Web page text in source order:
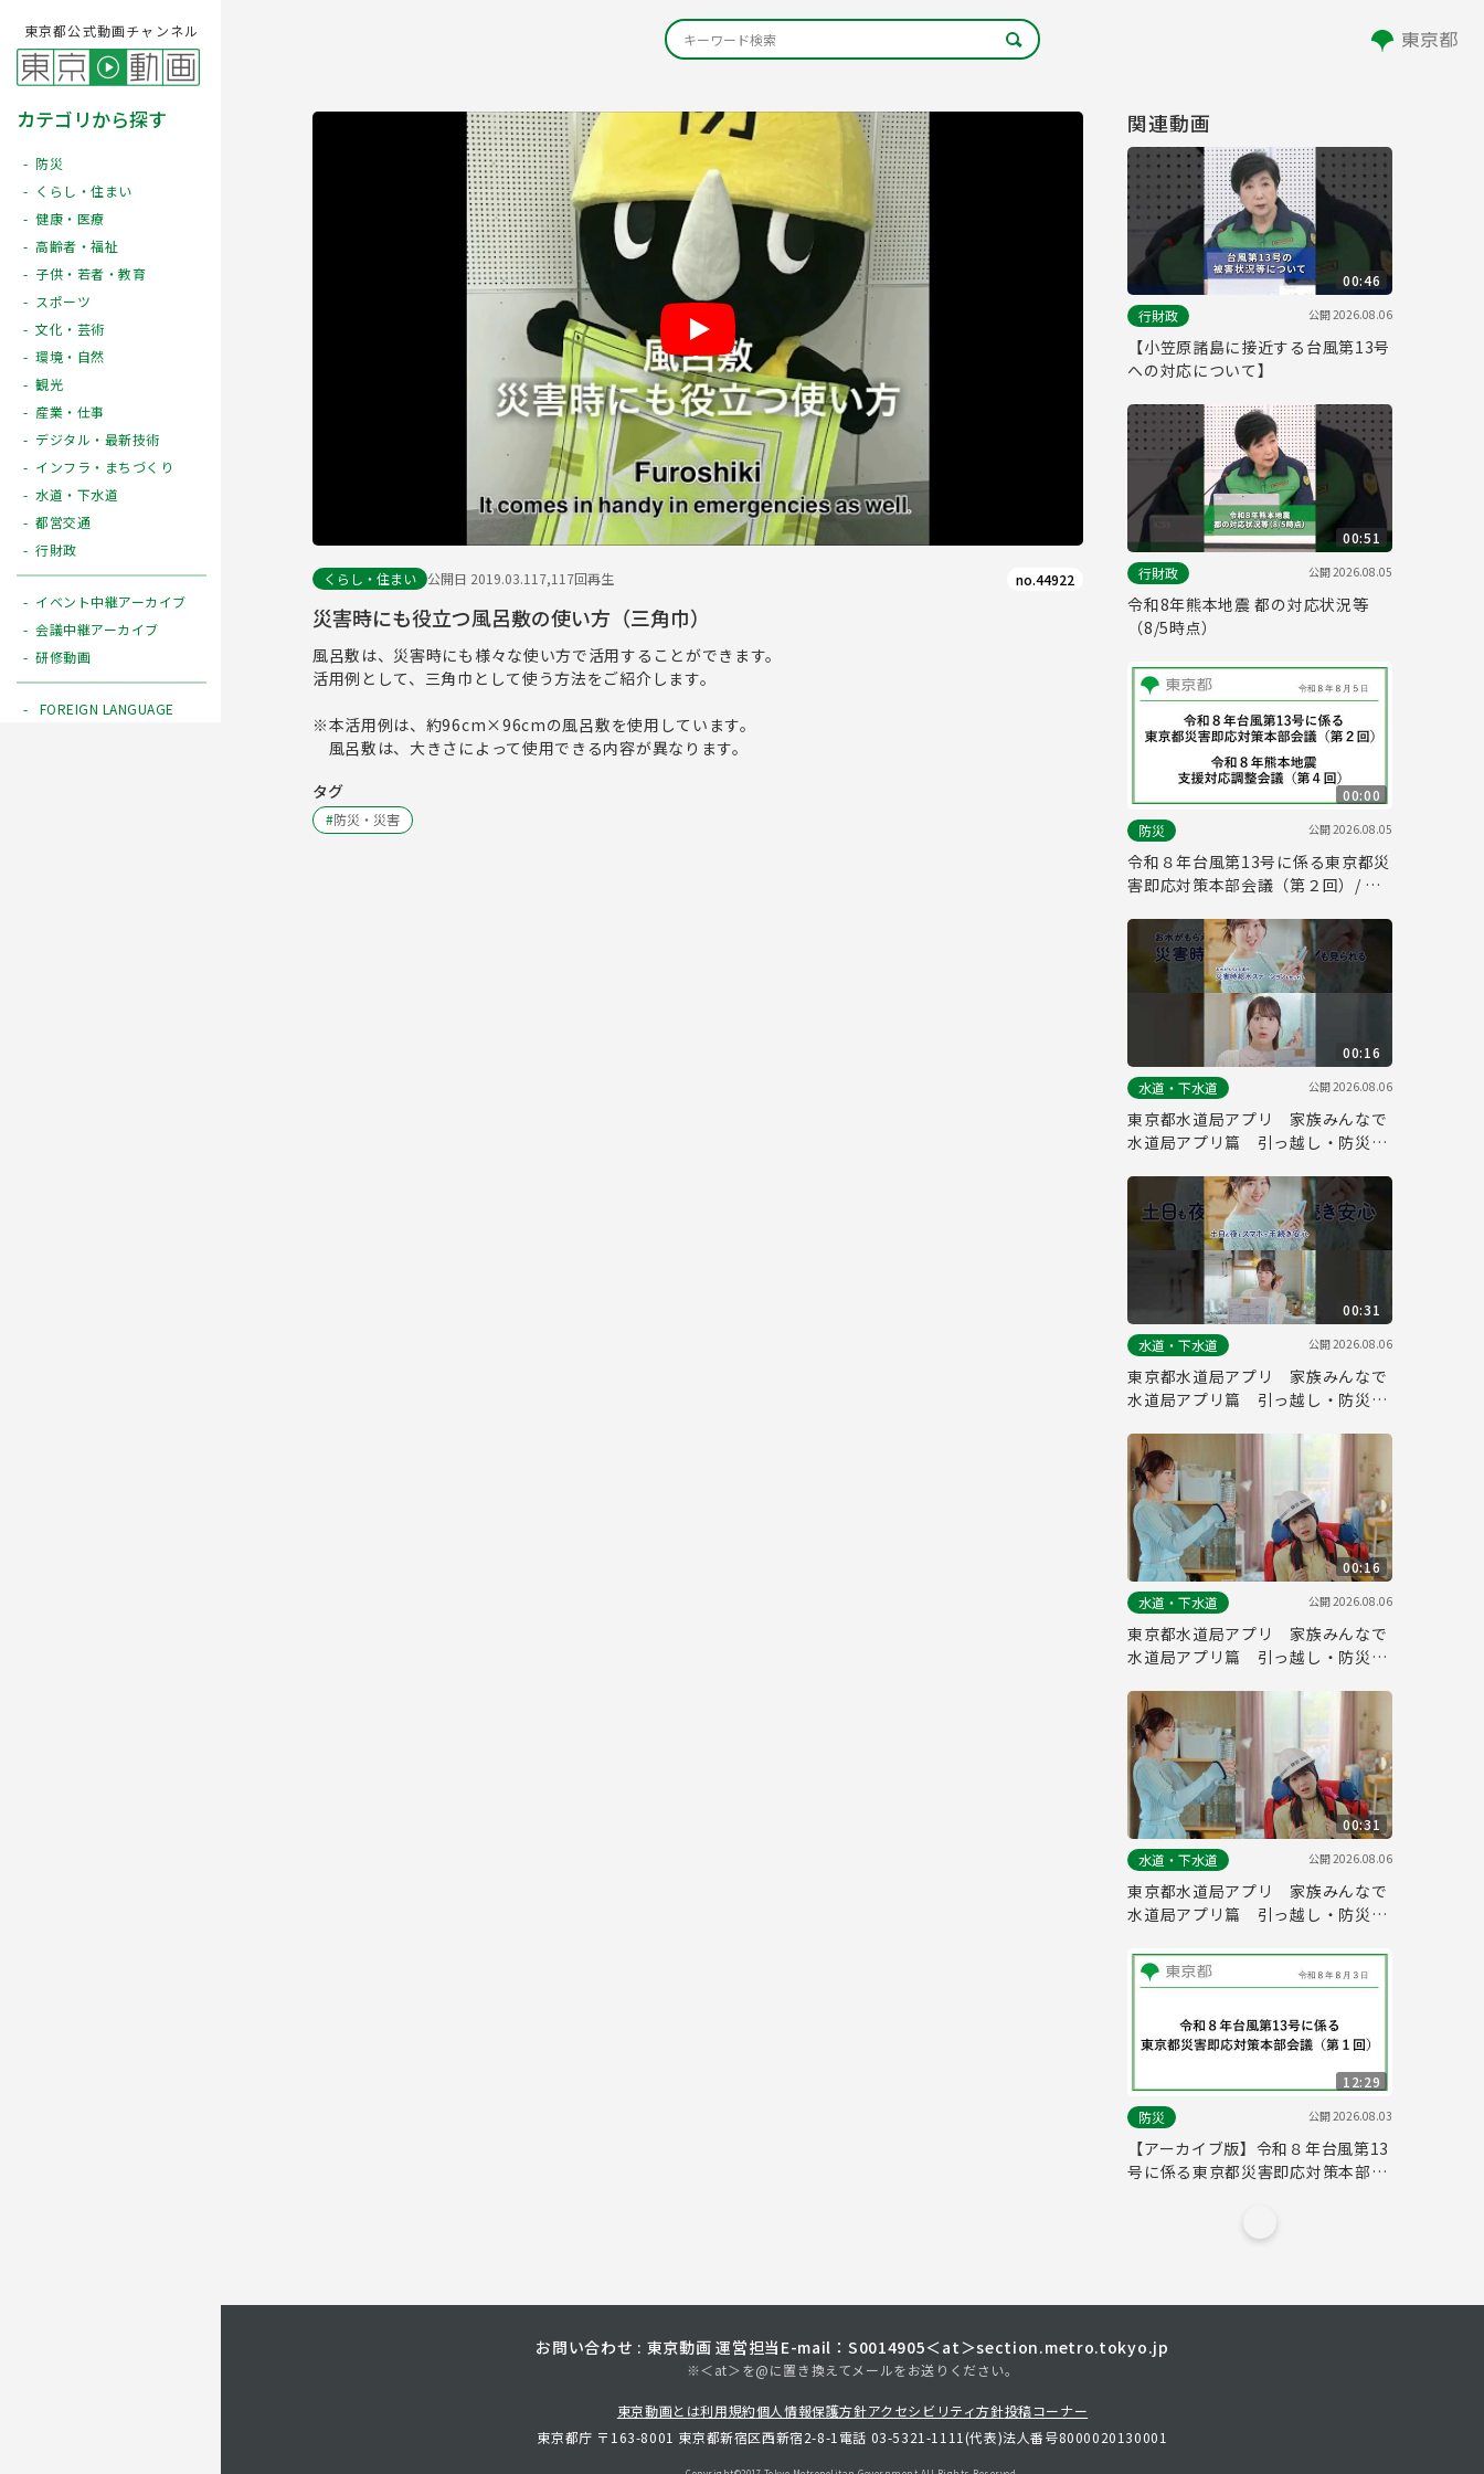
東京都公式動画チャンネル
カテゴリから探す
防災
くらし・住まい
健康・医療
高齢者・福祉
子供・若者・教育
スポーツ
文化・芸術
環境・自然
観光
産業・仕事
デジタル・最新技術
インフラ・まちづくり
水道・下水道
都営交通
行財政
イベント中継アーカイブ
会議中継アーカイブ
研修動画
FOREIGN LANGUAGE
くらし・住まい 公開日 2019.03.11 7,117回再生 no.44922
災害時にも役立つ風呂敷の使い方（三角巾）
風呂敷は、災害時にも様々な使い方で活用することができます。
活用例として、三角巾として使う方法をご紹介します。
※本活用例は、約96cm×96cmの風呂敷を使用しています。
風呂敷は、大きさによって使用できる内容が異なります。
タグ
#防災・災害
関連動画
00:46
行財政
公開2026.08.06
【小笠原諸島に接近する台風第13号
への対応について】
00:51
行財政
公開2026.08.05
令和8年熊本地震 都の対応状況等
（8/5時点）
00:00
防災
公開2026.08.05
令和８年台風第13号に係る東京都災
害即応対策本部会議（第２回）/ 令
（第４回）(令和8年8月5日 16時00
分～)
00:16
水道・下水道
公開2026.08.06
東京都水道局アプリ 家族みんなで
水道局アプリ篇 引っ越し・防災
00:31
水道・下水道
公開2026.08.06
東京都水道局アプリ 家族みんなで
水道局アプリ篇 引っ越し・防災
00:16
水道・下水道
公開2026.08.06
東京都水道局アプリ 家族みんなで
水道局アプリ篇 引っ越し・防災
00:31
水道・下水道
公開2026.08.06
東京都水道局アプリ 家族みんなで
水道局アプリ篇 引っ越し・防災
12:29
防災
公開2026.08.03
【アーカイブ版】令和８年台風第13
号に係る東京都災害即応対策本部会
お問い合わせ : 東京動画 運営担当 E-mail：S0014905＜at＞section.metro.tokyo.jp
※＜at＞を@に置き換えてメールをお送りください。
東京動画とは利用規約個人情報保護方針アクセシビリティ方針投稿コーナー
東京都庁 〒163-8001 東京都新宿区西新宿2-8-1 電話 03-5321-1111(代表)法人番号8000020130001